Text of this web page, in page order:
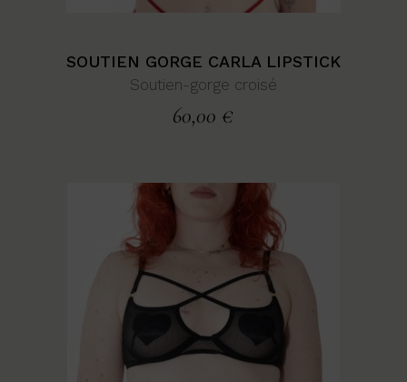
SOUTIEN GORGE CARLA LIPSTICK
Soutien-gorge croisé
60,00 €